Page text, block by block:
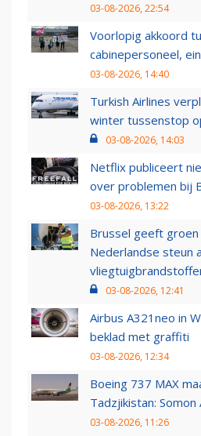
03-08-2026, 22:54
Voorlopig akkoord
cabinepersoneel,
03-08-2026, 14:40
Turkish Airlines
winter tussenstop
03-08-2026, 14:03
Netflix publiceert
over problemen bij
03-08-2026, 13:22
Brussel geeft
Nederlandse steun
03-08-2026, 12:41
Airbus A321neo in
beklad met graffiti
03-08-2026, 12:34
Boeing 737 MAX
Tadzjikistan:
03-08-2026, 11:26